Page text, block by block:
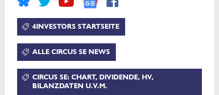
4INVESTORS STARTSEITE
ALLE CIRCUS SE NEWS
CIRCUS SE: CHART, DIVIDENDE, HV,
BILANZDATEN U.V.M.